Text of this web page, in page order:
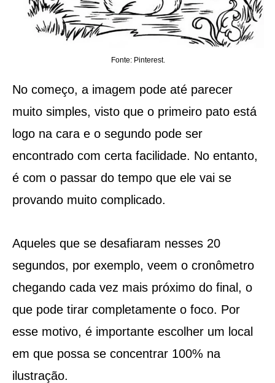
Fonte: Pinterest.
No começo, a imagem pode até parecer
muito simples, visto que o primeiro pato está
logo na cara e o segundo pode ser
encontrado com certa facilidade. No entanto,
é com o passar do tempo que ele vai se
provando muito complicado.
Aqueles que se desafiaram nesses 20
segundos, por exemplo, veem o cronômetro
chegando cada vez mais próximo do final, o
que pode tirar completamente o foco. Por
esse motivo, é importante escolher um local
em que possa se concentrar 100% na
ilustração.